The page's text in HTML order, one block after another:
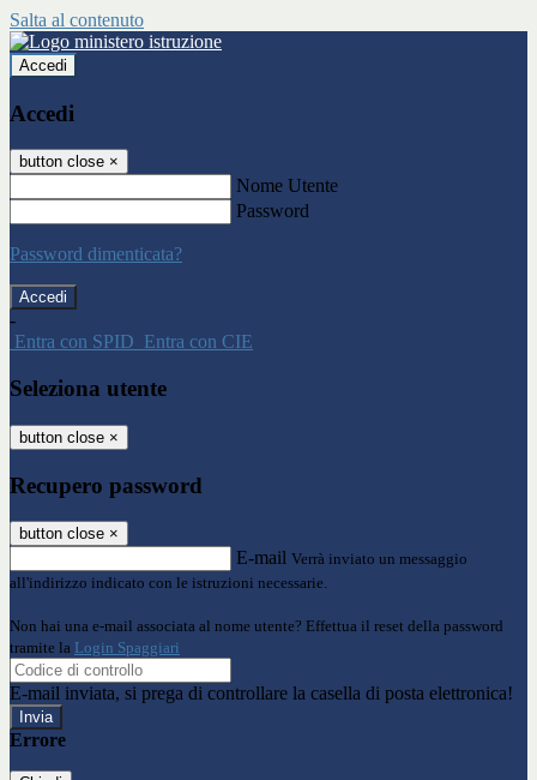
Salta al contenuto
Accedi
Accedi
button close ×
Nome Utente
Password
Password dimenticata?
-
Entra con SPID Entra con CIE
Seleziona utente
button close ×
Recupero password
button close ×
E-mail Verrà inviato un messaggio
all'indirizzo indicato con le istruzioni necessarie.
Non hai una e-mail associata al nome utente? Effettua il reset della password
tramite la Login Spaggiari
E-mail inviata, si prega di controllare la casella di posta elettronica!
Errore